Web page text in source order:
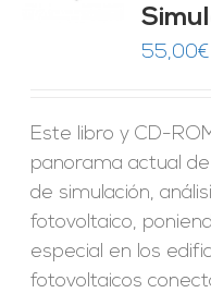
55,00€
Este libro y CD-
panorama actual
de simulación,
fotovoltaico,
especial en los
fotovoltaicos